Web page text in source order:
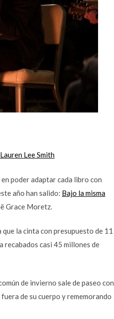
Lauren Lee Smith
poder adaptar cada libro con
año han salido: Bajo la misma
Grace Moretz.
la cinta con presupuesto de 11
recabados casi 45 millones de
de invierno sale de paseo con
de su cuerpo y rememorando